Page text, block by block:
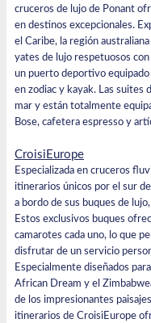
cruceros de lujo de Ponant
en destinos excepcionales.
el Caribe, la región
yates de lujo respetuosos
un puerto deportivo equipado
en zodiac y kayak. Las suites
mar y están totalmente
Bose, cafetera espresso y
CroisiEurope
Especializada en cruceros
itinerarios únicos por el sur
a bordo de sus buques de lujo,
Estos exclusivos buques
camarotes cada uno, lo que
disfrutar de un servicio
Especialmente diseñados
African Dream y el
de los impresionantes
itinerarios de CroisiEurope